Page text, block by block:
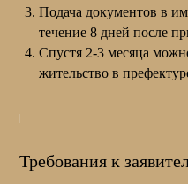
Подача документов в
течение 8 дней после
Спустя 2-3 месяца
жительство в
Требования к